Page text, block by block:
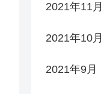
2021年11月
2021年10月
2021年9月